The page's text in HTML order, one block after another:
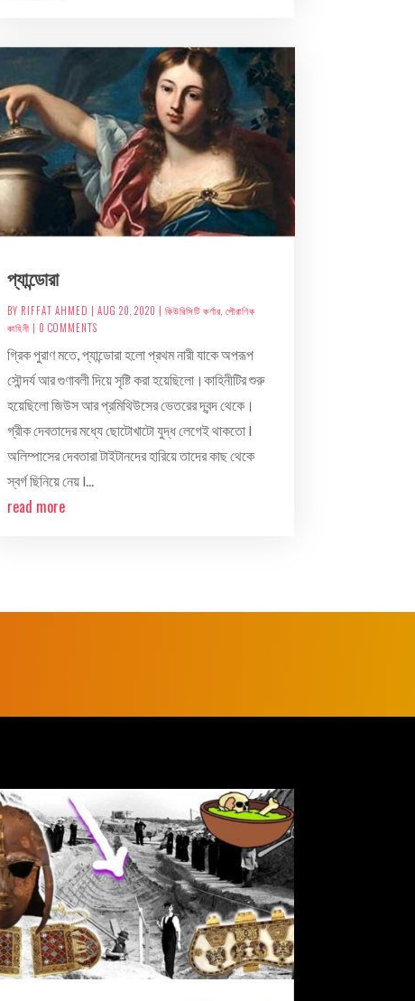
প্যান্ডোরা
BY RIFFAT AHMED | AUG 20, 2020 | কিউরিসিটি কর্ণার, পৌরাণিক
কাহিনী | 0 COMMENTS
গ্রিক পুরাণ মতে, প্যান্ডোরা হলো প্রথম নারী যাকে অপরূপ
সৌন্দর্য আর গুণাবলী দিয়ে সৃষ্টি করা হয়েছিলো।কাহিনীটির শুরু
হয়েছিলো জিউস আর প্রমিথিউসের ভেতরের দ্বন্দ থেকে।
গ্রীক দেবতাদের মধ্যে ছোটোখাটো যুদ্ধ লেগেই থাকতো l
অলিম্পাসের দেবতারা টাইটানদের হারিয়ে তাদের কাছ থেকে
স্বর্গ ছিনিয়ে নেয় l...
read more